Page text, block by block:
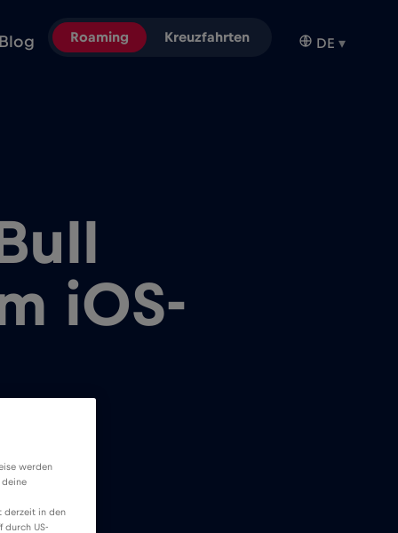
Roaming Kreuzfahrten DE ▾
iOS-
werden
deine
derzeit in den
durch US-